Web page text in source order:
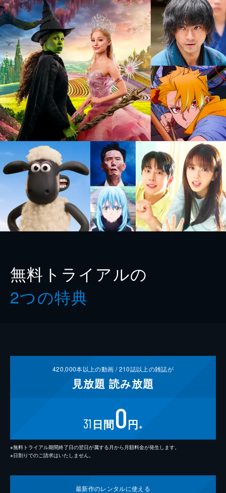
無料トライアルの
2つの特典
420,000本以上の動画 /210誌以上の雑誌が
見放題 読み放題
31 日間0円 ※
※無料トライアル期間終了日の翌日が属する月から月額料金が発生します。
※日割りでのご請求はいたしません。
最新作のレンタルに使える